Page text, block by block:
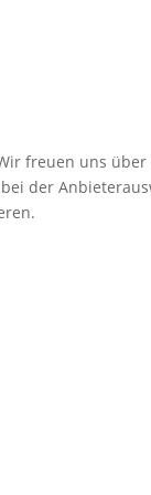
freuen uns
der